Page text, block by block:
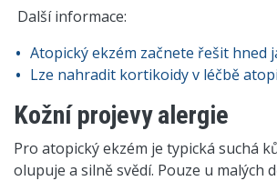
Další informace:
Atopický ekzém začnete řešit hned
Lze nahradit kortikoidy v léčbě
Kožní projevy alergie
Pro atopický ekzém je typická suchá
olupuje a silně svědí. Pouze u malých